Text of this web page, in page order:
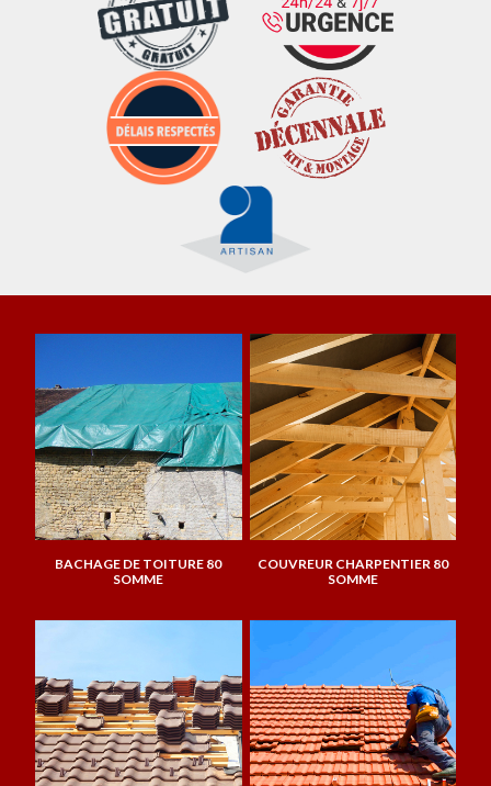
BACHAGE DE TOITURE 80
SOMME
COUVREUR CHARPENTIER 80
SOMME